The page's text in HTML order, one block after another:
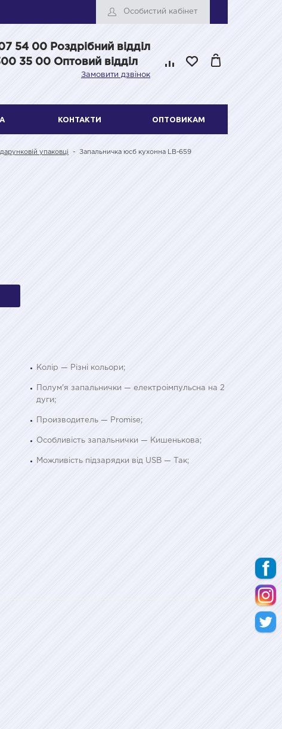
Особистий кабінет
54 00 Роздрібний відділ
35 00 Оптовий відділ
Замовити дзвінок
КОНТАКТИ ОПТОВИКАМ
упаковці - Запальничка юсб кухонна LB-659
Колір — Різні кольори;
Полум'я запальнички — електроімпульсна на 2
дуги;
Производитель — Promise;
Особливість запальнички — Кишенькова;
Можливість підзарядки від USB — Так;